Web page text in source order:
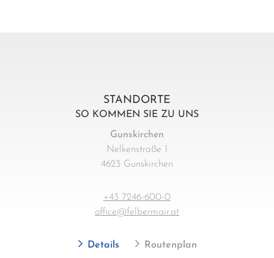
STANDORTE
SO KOMMEN SIE ZU UNS
Gunskirchen
Nelkenstraße 1
4623 Gunskirchen
+43 7246-600-0
office@felbermair.at
Details Routenplan